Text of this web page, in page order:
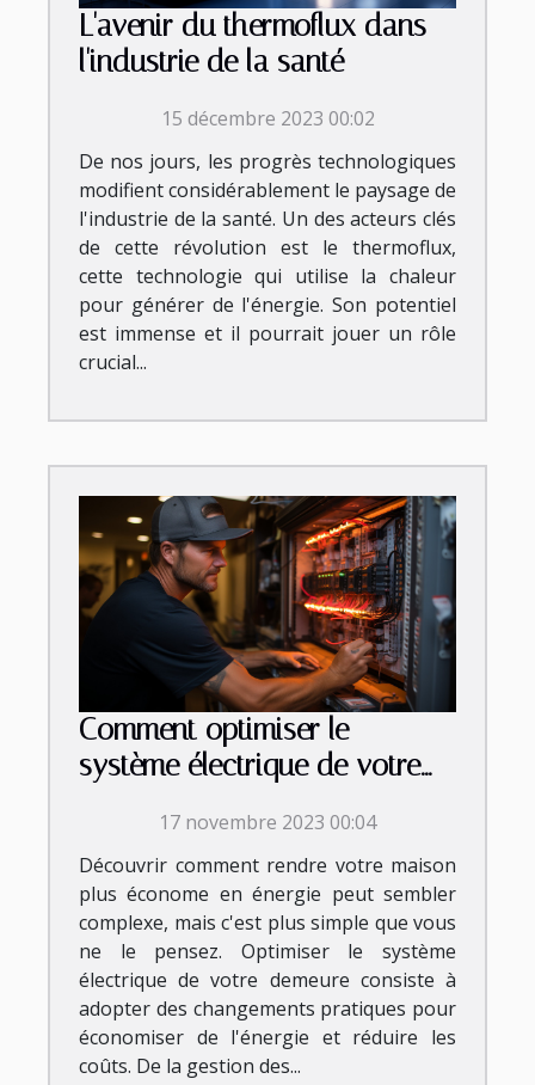
L'avenir du thermoflux dans
l'industrie de la santé
15 décembre 2023 00:02
De nos jours, les progrès technologiques
modifient considérablement le paysage de
l'industrie de la santé. Un des acteurs clés
de cette révolution est le thermoflux,
cette technologie qui utilise la chaleur
pour générer de l'énergie. Son potentiel
est immense et il pourrait jouer un rôle
crucial...
Comment optimiser le
système électrique de votre
17 novembre 2023 00:04
Découvrir comment rendre votre maison
plus économe en énergie peut sembler
complexe, mais c'est plus simple que vous
ne le pensez. Optimiser le système
électrique de votre demeure consiste à
adopter des changements pratiques pour
économiser de l'énergie et réduire les
coûts. De la gestion des...